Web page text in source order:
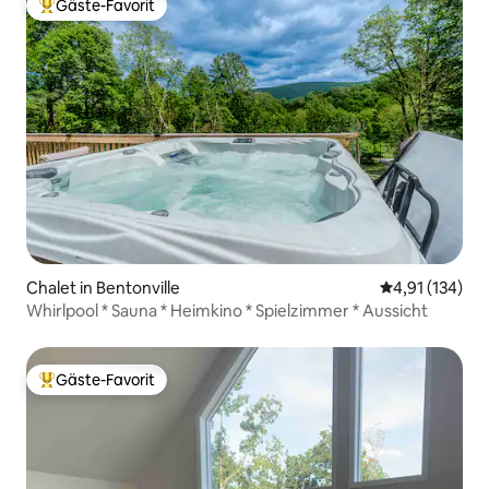
Beliebter Gäste-Favorit.
Gäste-Favorit
Chalet in Bentonville
4,91 (134)
Whirlpool * Sauna * Heimkino * Spielzimmer * Aussicht
Beliebter Gäste-Favorit.
Gäste-Favorit